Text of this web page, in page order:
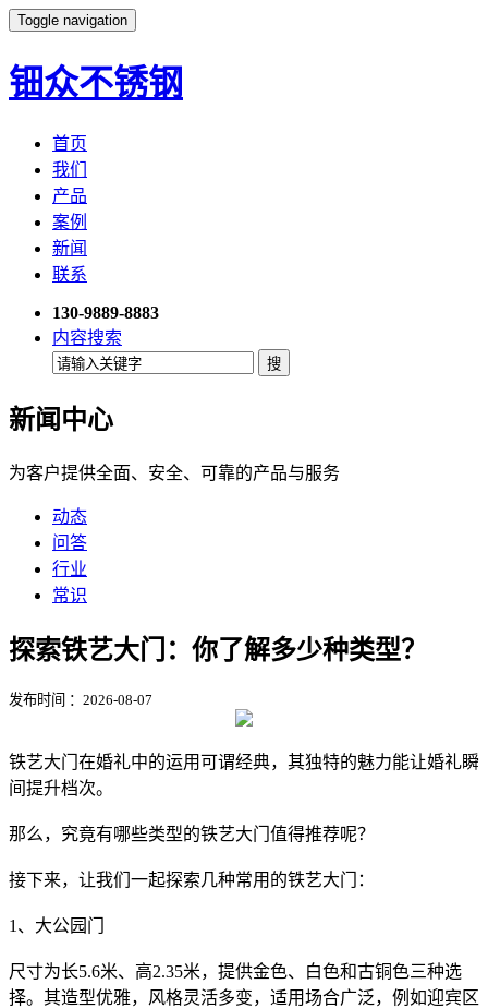
Toggle navigation
钿众不锈钢
首页
我们
产品
案例
新闻
联系
130-9889-8883
内容搜索
新闻中心
为客户提供全面、安全、可靠的产品与服务
动态
问答
行业
常识
探索铁艺大门：你了解多少种类型？
发布时间 ：2026-08-07
铁艺大门在婚礼中的运用可谓经典，其独特的魅力能让婚礼瞬
间提升档次。
那么，究竟有哪些类型的铁艺大门值得推荐呢？
接下来，让我们一起探索几种常用的铁艺大门：
1、大公园门
尺寸为长5.6米、高2.35米，提供金色、白色和古铜色三种选
择。其造型优雅，风格灵活多变，适用场合广泛，例如迎宾区